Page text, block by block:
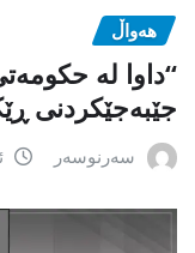
هەواڵ
“داوا لە
جێبەجێكردنی
سەرنوسەر